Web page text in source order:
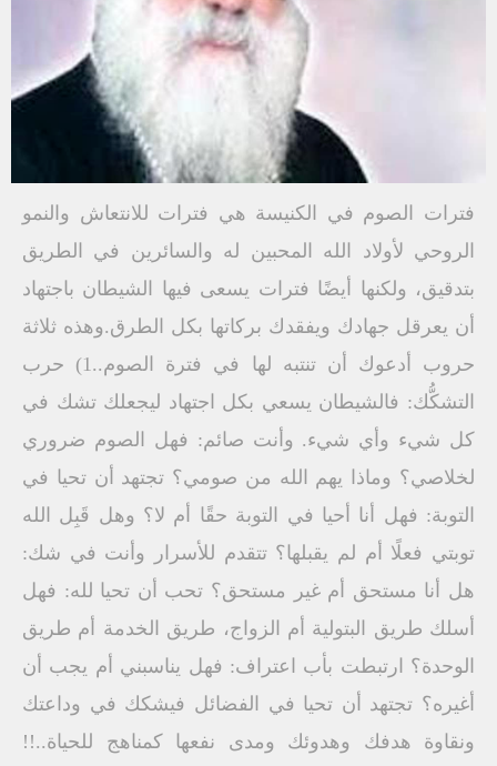
فترات الصوم في الكنيسة هي فترات للانتعاش والنمو
الروحي لأولاد الله المحبين له والسائرين في الطريق
بتدقيق، ولكنها أيضًا فترات يسعى فيها الشيطان باجتهاد
أن يعرقل جهادك ويفقدك بركاتها بكل الطرق.وهذه ثلاثة
حروب أدعوك أن تنتبه لها في فترة الصوم..1) حرب
التشكُّك: فالشيطان يسعي بكل اجتهاد ليجعلك تشك في
كل شيء وأي شيء. وأنت صائم: فهل الصوم ضروري
لخلاصي؟ وماذا يهم الله من صومي؟ تجتهد أن تحيا في
التوبة: فهل أنا أحيا في التوبة حقًا أم لا؟ وهل قَبِل الله
توبتي فعلًا أم لم يقبلها؟ تتقدم للأسرار وأنت في شك:
هل أنا مستحق أم غير مستحق؟ تحب أن تحيا لله: فهل
أسلك طريق البتولية أم الزواج، طريق الخدمة أم طريق
الوحدة؟ ارتبطت بأب اعتراف: فهل يناسبني أم يجب أن
أغيره؟ تجتهد أن تحيا في الفضائل فيشكك في وداعتك
ونقاوة هدفك وهدوئك ومدى نفعها كمناهج للحياة..!!